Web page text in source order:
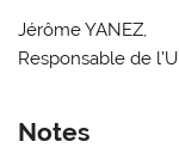
Jérôme YANEZ,
Responsable de
Notes